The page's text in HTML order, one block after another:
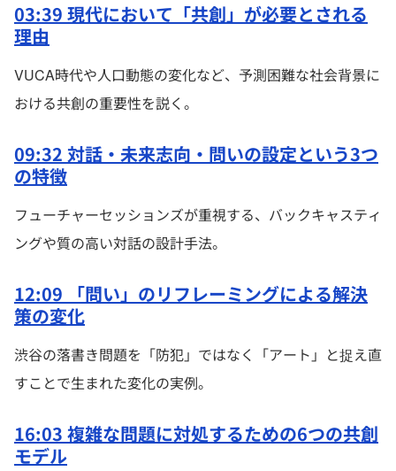
03:39 現代において「共創」が必要とされる
理由
VUCA時代や人口動態の変化など、予測困難な社会背景に
おける共創の重要性を説く。
09:32 対話・未来志向・問いの設定という3つ
の特徴
フューチャーセッションズが重視する、バックキャスティ
ングや質の高い対話の設計手法。
12:09 「問い」のリフレーミングによる解決
策の変化
渋谷の落書き問題を「防犯」ではなく「アート」と捉え直
すことで生まれた変化の実例。
16:03 複雑な問題に対処するための6つの共創
モデル